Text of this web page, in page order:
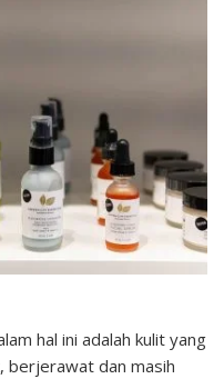
hal ini adalah kulit yang
berjerawat dan masih